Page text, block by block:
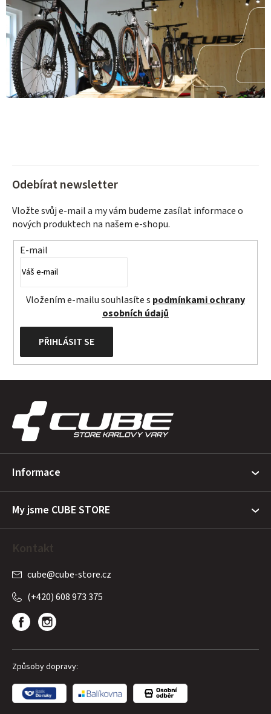
Odebírat newsletter
Vložte svůj e-mail a my vám budeme zasílat informace o
nových produktech na našem e-shopu.
E-mail
Vložením e-mailu souhlasíte s podmínkami ochrany
osobních údajů
PŘIHLÁSIT SE
Informace
My jsme CUBE STORE
Kontakt
cube@cube-store.cz
(+420) 608 973 375
Způsoby dopravy: